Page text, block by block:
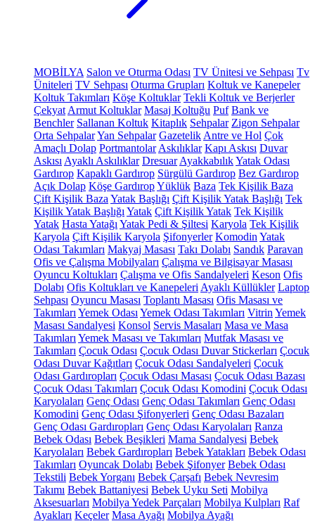
MOBİLYA Salon ve Oturma Odası TV Ünitesi ve Sehpası Tv
Üniteleri TV Sehpası Oturma Grupları Koltuk ve Kanepeler
Koltuk Takımları Köşe Koltuklar Tekli Koltuk ve Berjerler
Çekyat Armut Koltuklar Masaj Koltuğu Puf Bank ve
Benchler Sallanan Koltuk Kitaplık Sehpalar Zigon Sehpalar
Orta SehpalarYan Sehpalar Gazetelik Antre ve Hol Çok
Amaçlı Dolap Portmantolar Askılıklar Kapı Askısı Duvar
Askısı Ayaklı Askılıklar Dresuar AyakkabılıkYatak Odası
Gardırop Kapaklı Gardırop Sürgülü Gardırop Bez Gardırop
Açık Dolap Köşe GardıropYüklük Baza Tek Kişilik Baza
Çift Kişilik Baza Yatak Başlığı Çift Kişilik Yatak Başlığı Tek
Kişilik Yatak Başlığı Yatak Çift Kişilik Yatak Tek Kişilik
Yatak Hasta Yatağı Yatak Pedi & Şiltesi Karyola Tek Kişilik
Karyola Çift Kişilik Karyola Şifonyerler Komodin Yatak
Odası Takımları Makyaj Masası Takı Dolabı Sandık Paravan
Ofis ve Çalışma Mobilyaları Çalışma ve Bilgisayar Masası
Oyuncu Koltukları Çalışma ve Ofis Sandalyeleri Keson Ofis
Dolabı Ofis Koltukları ve Kanepeleri Ayaklı Küllükler Laptop
Sehpası Oyuncu Masası Toplantı Masası Ofis Masası ve
Takımları Yemek Odası Yemek Odası Takımları Vitrin Yemek
Masası Sandalyesi Konsol Servis Masaları Masa ve Masa
Takımları Yemek Masası ve Takımları Mutfak Masası ve
Takımları Çocuk Odası Çocuk Odası Duvar Stickerları Çocuk
Odası Duvar Kağıtları Çocuk Odası Sandalyeleri Çocuk
Odası Gardıropları Çocuk Odası Masası Çocuk Odası Bazası
Çocuk Odası Takımları Çocuk Odası Komodini Çocuk Odası
Karyolaları Genç Odası Genç Odası Takımları Genç Odası
Komodini Genç Odası Şifonyerleri Genç Odası Bazaları
Genç Odası Gardıropları Genç Odası Karyolaları Ranza
Bebek Odası Bebek Beşikleri Mama Sandalyesi Bebek
Karyolaları Bebek Gardıropları Bebek Yatakları Bebek Odası
Takımları Oyuncak Dolabı Bebek Şifonyer Bebek Odası
Tekstili Bebek Yorganı Bebek Çarşafı Bebek Nevresim
Takımı Bebek Battaniyesi Bebek Uyku Seti Mobilya
Aksesuarları Mobilya Yedek Parçaları Mobilya Kulpları Raf
Ayakları Keçeler Masa Ayağı Mobilya Ayağı